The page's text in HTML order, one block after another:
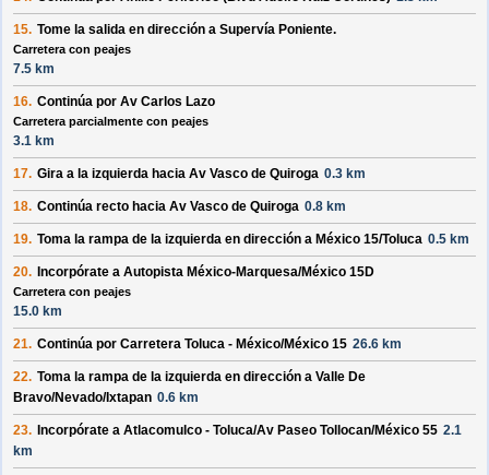
15. Tome la salida en dirección a Supervía Poniente.
Carretera con peajes
7.5 km
16. Continúa por Av Carlos Lazo
Carretera parcialmente con peajes
3.1 km
17. Gira a la izquierda hacia Av Vasco de Quiroga 0.3 km
18. Continúa recto hacia Av Vasco de Quiroga 0.8 km
19. Toma la rampa de la izquierda en dirección a México 15/Toluca 0.5 km
20. Incorpórate a Autopista México-Marquesa/México 15D
Carretera con peajes
15.0 km
21. Continúa por Carretera Toluca - México/México 15 26.6 km
22. Toma la rampa de la izquierda en dirección a Valle De
Bravo/Nevado/Ixtapan 0.6 km
23. Incorpórate a Atlacomulco - Toluca/Av Paseo Tollocan/México 55 2.1
km